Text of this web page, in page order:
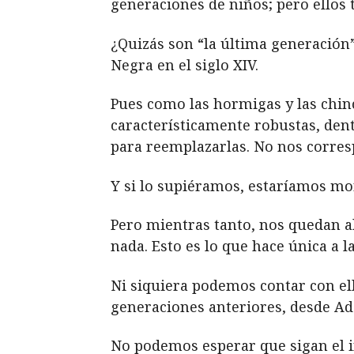
generaciones de niños; pero ellos
¿Quizás son “la última
Negra en el siglo XIV.
Pues como las hormigas y las
característicamente robustas,
para reemplazarlas. No nos
Y si lo supiéramos, estaríamos
Pero mientras tanto, nos quedan
nada. Esto es lo que hace única a
Ni siquiera podemos contar con
generaciones anteriores, desde
No podemos esperar que sigan